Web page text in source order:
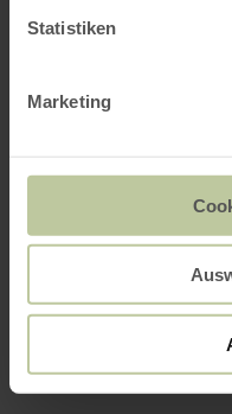
Statistiken
Marketing